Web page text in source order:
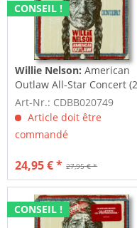
CONSEIL !
Willie Nelson: American
Outlaw All-Star Concert
CD+DVD)
Art-Nr.: CDBB020749
Article doit être
commandé
27,95 € *
24,95 € *
CONSEIL !